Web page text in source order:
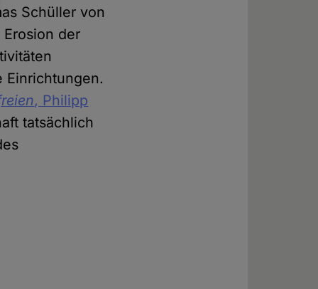
Schüller von
der
Einrichtungen.
, Philipp
tatsächlich